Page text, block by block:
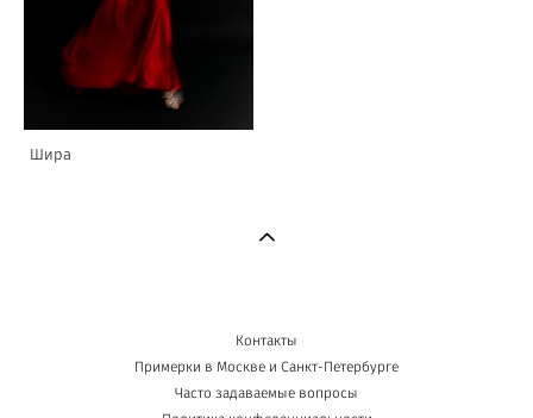
Шира
Контакты
Примерки в Москве и Санкт-Петербурге
Часто задаваемые вопросы